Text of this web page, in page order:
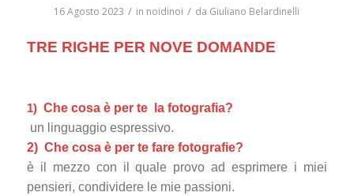
16 Agosto 2023 / in noidinoi / da Giuliano Belardinelli
TRE RIGHE PER NOVE DOMANDE
1) Che cosa è per te la fotografia?
un linguaggio espressivo.
2) Che cosa è per te fare fotografie?
è il mezzo con il quale provo ad esprimere i miei
pensieri, condividere le mie passioni.